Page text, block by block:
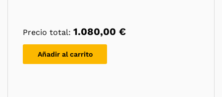
Precio total: 1.080,00 €
Añadir al carrito